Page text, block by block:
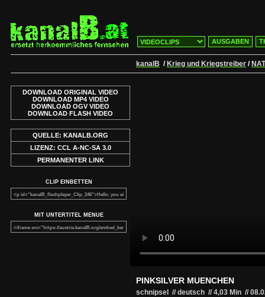
AUSGABEN
kanalB / Krieg und Kriegstreiber /
DOWNLOAD ORIGINAL VIDEO
DOWNLOAD MP4 VIDEO
DOWNLOAD OGV VIDEO
DOWNLOAD FLASH VIDEO
QUELLE: KANALB.ORG
LIZENZ: CCL A-NC-SA 3.0
PERMANENTER LINK
CLIP EINBETTEN
MIT UNTERTITEL MENUE
PINKSILVER MUENCHEN
schnipsel // deutsch // 4,03 Min //